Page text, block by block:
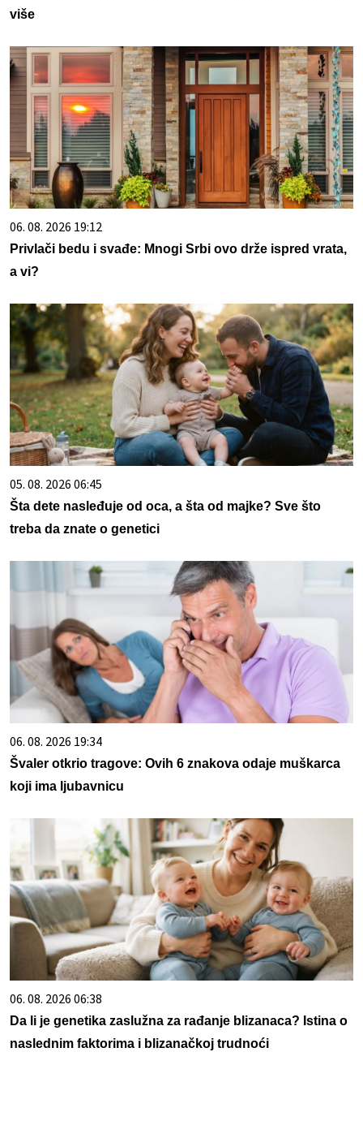
više
06. 08. 2026 19:12
Privlači bedu i svađe: Mnogi Srbi ovo drže ispred vrata,
a vi?
05. 08. 2026 06:45
Šta dete nasleđuje od oca, a šta od majke? Sve što
treba da znate o genetici
06. 08. 2026 19:34
Švaler otkrio tragove: Ovih 6 znakova odaje muškarca
koji ima ljubavnicu
06. 08. 2026 06:38
Da li je genetika zaslužna za rađanje blizanaca? Istina o
naslednim faktorima i blizanačkoj trudnoći